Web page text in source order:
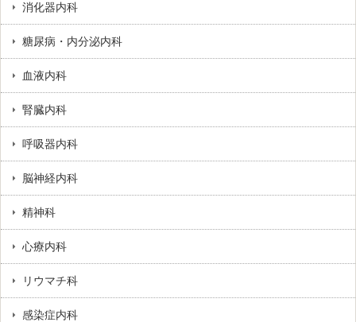
消化器内科
糖尿病・内分泌内科
血液内科
腎臓内科
呼吸器内科
脳神経内科
精神科
心療内科
リウマチ科
感染症内科